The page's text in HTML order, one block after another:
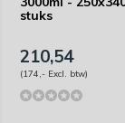
stuks
210,54
(174,- Excl. btw)